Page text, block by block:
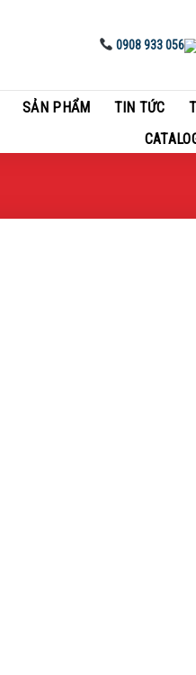
0908 933 056
SẢN PHẨM TIN TỨC